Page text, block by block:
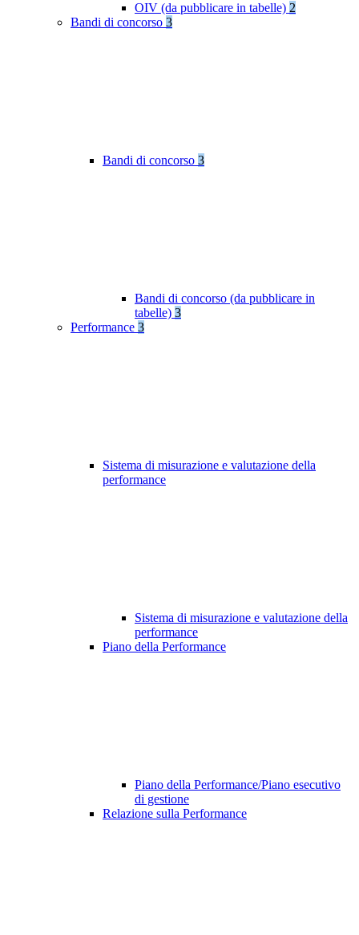
OIV (da pubblicare in tabelle) 2
Bandi di concorso 3
Bandi di concorso 3
Bandi di concorso (da pubblicare in
tabelle) 3
Performance 3
Sistema di misurazione e valutazione della
performance
Sistema di misurazione e valutazione della
performance
Piano della Performance
Piano della Performance/Piano esecutivo
di gestione
Relazione sulla Performance